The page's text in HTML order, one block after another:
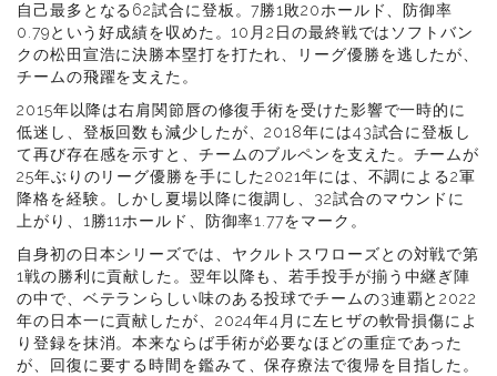
自己最多となる62試合に登板。7勝1敗20ホールド、防御率
0.79という好成績を収めた。10月2日の最終戦ではソフトバン
クの松田宣浩に決勝本塁打を打たれ、リーグ優勝を逃したが、
チームの飛躍を支えた。
2015年以降は右肩関節唇の修復手術を受けた影響で一時的に
低迷し、登板回数も減少したが、2018年には43試合に登板し
て再び存在感を示すと、チームのブルペンを支えた。チームが
25年ぶりのリーグ優勝を手にした2021年には、不調による2軍
降格を経験。しかし夏場以降に復調し、32試合のマウンドに
上がり、1勝11ホールド、防御率1.77をマーク。
自身初の日本シリーズでは、ヤクルトスワローズとの対戦で第
1戦の勝利に貢献した。翌年以降も、若手投手が揃う中継ぎ陣
の中で、ベテランらしい味のある投球でチームの3連覇と2022
年の日本一に貢献したが、2024年4月に左ヒザの軟骨損傷によ
り登録を抹消。本来ならば手術が必要なほどの重症であった
が、回復に要する時間を鑑みて、保存療法で復帰を目指した。